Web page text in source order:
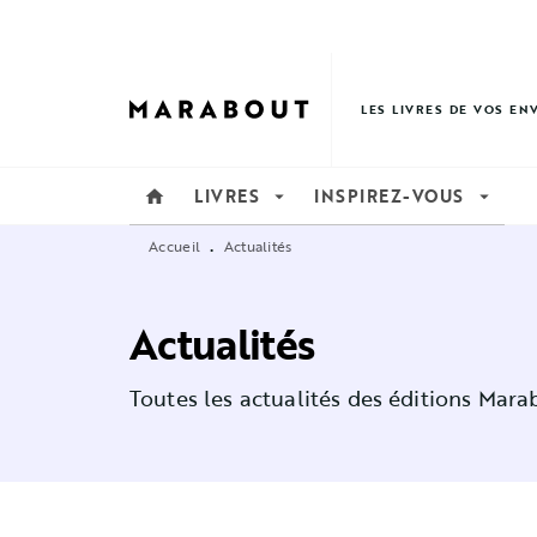
LES LIVRES DE VOS
home LIVRES arrow_drop_down INSPIREZ-VOUS arrow_drop_down
Accueil • Actualités
Actualités
Toutes les actualités des éditions